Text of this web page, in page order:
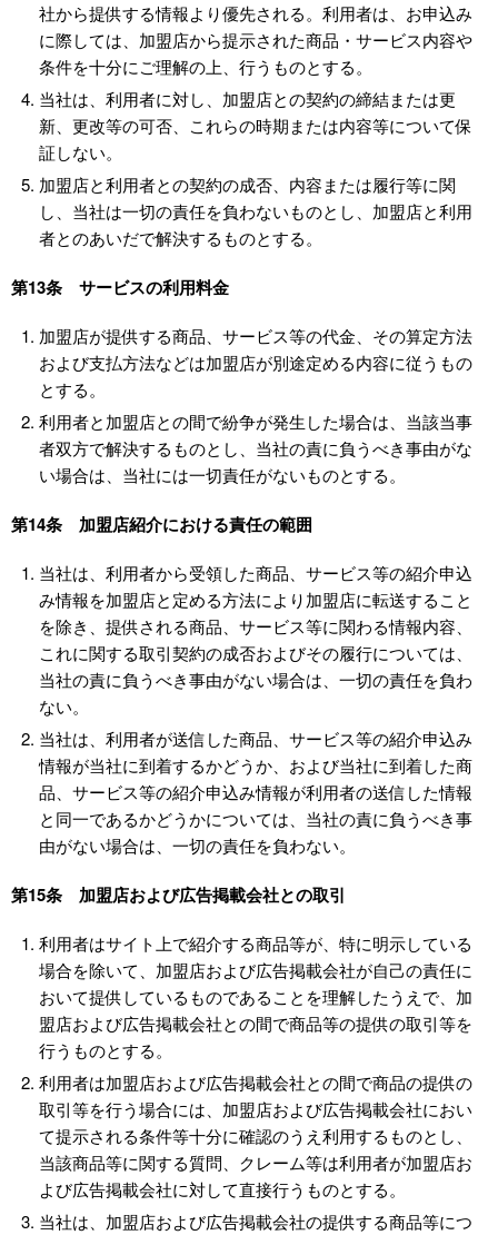
社から提供する情報より優先される。利用者は、お申込み
に際しては、加盟店から提示された商品・サービス内容や
条件を十分にご理解の上、行うものとする。
当社は、利用者に対し、加盟店との契約の締結または更
新、更改等の可否、これらの時期または内容等について保
証しない。
加盟店と利用者との契約の成否、内容または履行等に関
し、当社は一切の責任を負わないものとし、加盟店と利用
者とのあいだで解決するものとする。
第13条 サービスの利用料金
加盟店が提供する商品、サービス等の代金、その算定方法
および支払方法などは加盟店が別途定める内容に従うもの
とする。
利用者と加盟店との間で紛争が発生した場合は、当該当事
者双方で解決するものとし、当社の責に負うべき事由がな
い場合は、当社には一切責任がないものとする。
第14条 加盟店紹介における責任の範囲
当社は、利用者から受領した商品、サービス等の紹介申込
み情報を加盟店と定める方法により加盟店に転送すること
を除き、提供される商品、サービス等に関わる情報内容、
これに関する取引契約の成否およびその履行については、
当社の責に負うべき事由がない場合は、一切の責任を負わ
ない。
当社は、利用者が送信した商品、サービス等の紹介申込み
情報が当社に到着するかどうか、および当社に到着した商
品、サービス等の紹介申込み情報が利用者の送信した情報
と同一であるかどうかについては、当社の責に負うべき事
由がない場合は、一切の責任を負わない。
第15条 加盟店および広告掲載会社との取引
利用者はサイト上で紹介する商品等が、特に明示している
場合を除いて、加盟店および広告掲載会社が自己の責任に
おいて提供しているものであることを理解したうえで、加
盟店および広告掲載会社との間で商品等の提供の取引等を
行うものとする。
利用者は加盟店および広告掲載会社との間で商品の提供の
取引等を行う場合には、加盟店および広告掲載会社におい
て提示される条件等十分に確認のうえ利用するものとし、
当該商品等に関する質問、クレーム等は利用者が加盟店お
よび広告掲載会社に対して直接行うものとする。
当社は、加盟店および広告掲載会社の提供する商品等につ